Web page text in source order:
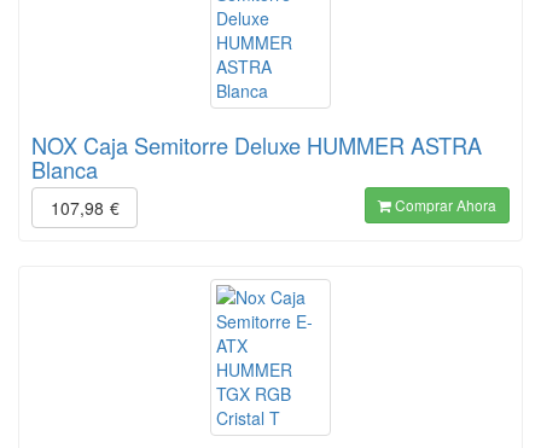
NOX Caja Semitorre Deluxe HUMMER ASTRA
Blanca
107,98 € Comprar Ahora